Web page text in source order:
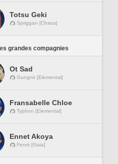
Totsu Geki
Spriggan [Chaos]
grandes compagnies
Ot Sad
Gungnir [Elemental]
Fransabelle Chloe
Typhon [Elemental]
Ennet Akoya
Fenrir [Gaia]